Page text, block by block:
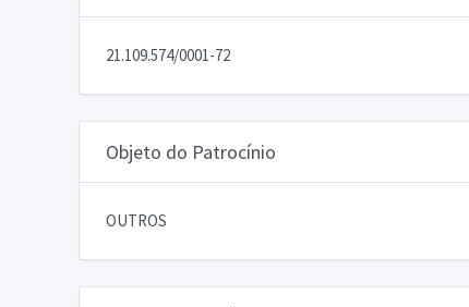
21.109.574/0001-72
Objeto do Patrocínio
OUTROS